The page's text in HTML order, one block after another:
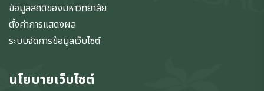
ข้อมูลสถิติของมหาวิทยาลัย
ตั้งค่าการแสดงผล
ระบบจัดการข้อมูลเว็บไซต์
นโยบายเว็บไซต์